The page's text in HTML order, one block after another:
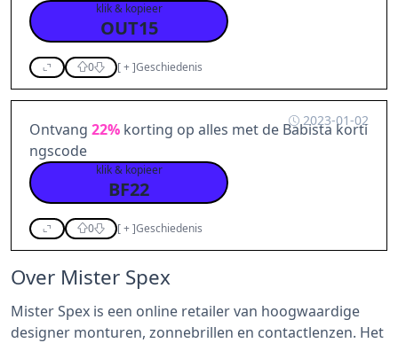
klik & kopieer
OUT15
0 [+]Geschiedenis
2023-01-02
Ontvang 22% korting op alles met de Babista korti
ngscode
klik & kopieer
BF22
0 [+]Geschiedenis
Over Mister Spex
Mister Spex is een online retailer van hoogwaardige
designer monturen, zonnebrillen en contactlenzen. Het